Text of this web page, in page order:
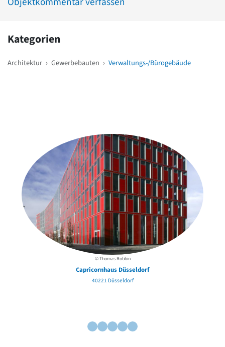
Kategorien
Architektur › Gewerbebauten › Verwaltungs-/Bürogebäude
© Thomas Robbin
Capricornhaus Düsseldorf
40221 Düsseldorf